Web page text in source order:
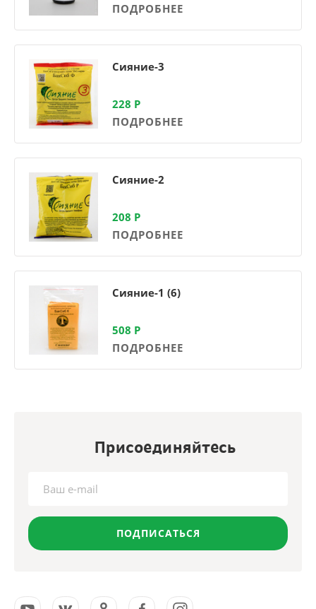
ПОДРОБНЕЕ
Сияние-3
228 Р
ПОДРОБНЕЕ
Сияние-2
208 Р
ПОДРОБНЕЕ
Сияние-1 (6)
508 Р
ПОДРОБНЕЕ
Присоединяйтесь
ПОДПИСАТЬСЯ